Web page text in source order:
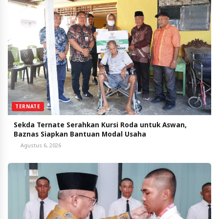
TERNATE
Sekda Ternate Serahkan Kursi Roda untuk Aswan,
Baznas Siapkan Bantuan Modal Usaha
Agustus 6, 2026